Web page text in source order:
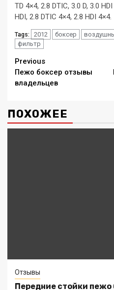
TD 4×4, 2.8 DTIC, 3.0 D, 3.0
HDI, 2.8 DTIC 4×4, 2.8 HDI 4×4.
Tags: 2012 боксер
фильтр
Continue
Reading
Previous
Пежо боксер отзывы
владельцев
ПОХОЖЕЕ
Отзывы
Передние стойки пежо